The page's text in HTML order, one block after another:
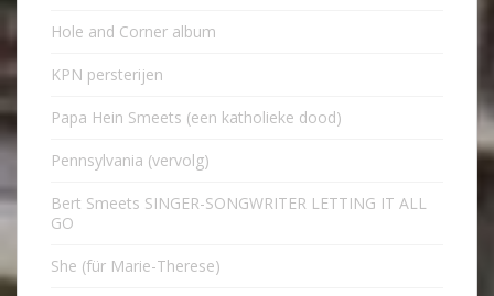
Hole and Corner album
KPN persterijen
Papa Hein Smeets (een katholieke dood)
Pennsylvania (vervolg)
Bert Smeets SINGER-SONGWRITER LETTING IT ALL
GO
She (für Marie-Therese)